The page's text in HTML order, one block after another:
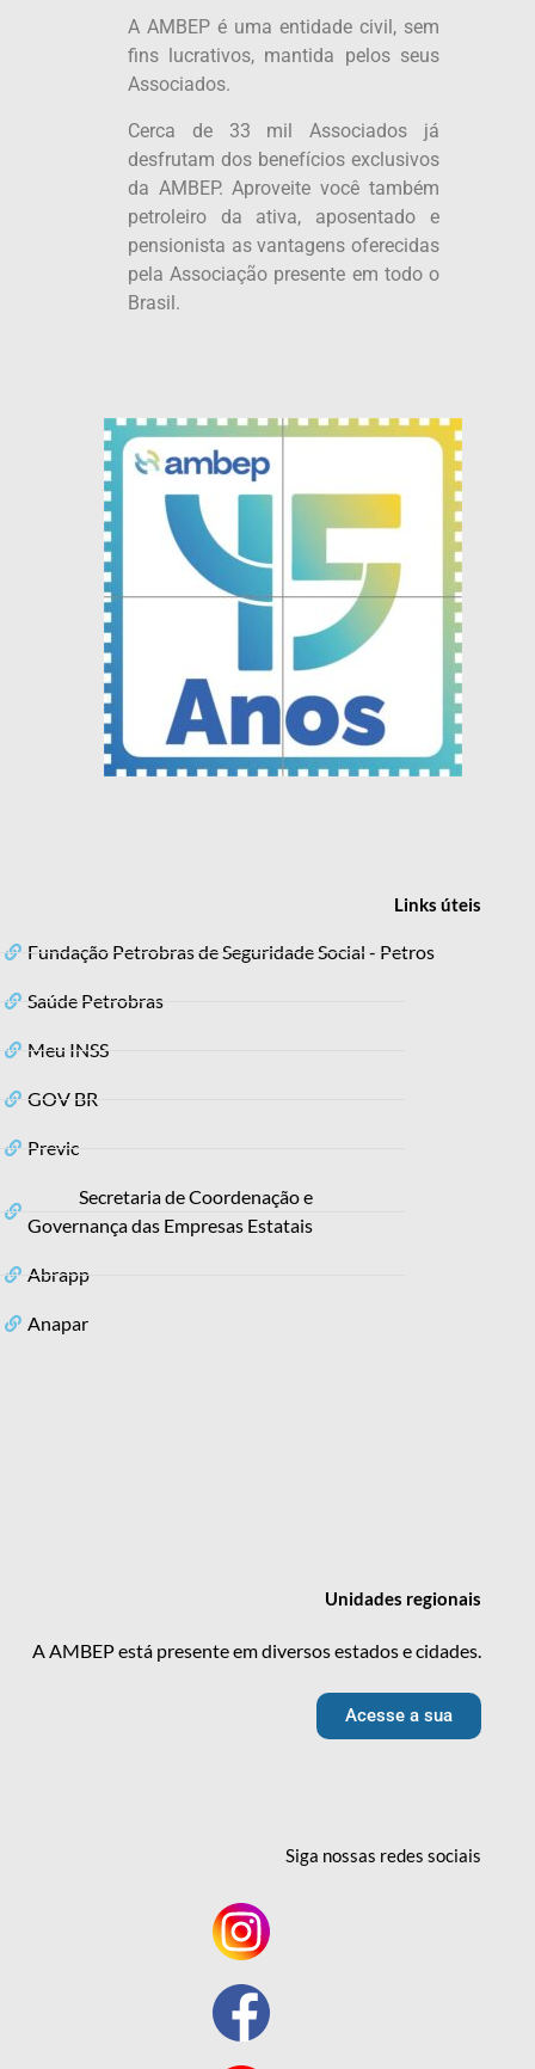
A AMBEP é uma entidade civil, sem
fins lucrativos, mantida pelos seus
Associados.
Cerca de 33 mil Associados já
desfrutam dos benefícios exclusivos
da AMBEP. Aproveite você também
petroleiro da ativa, aposentado e
pensionista as vantagens oferecidas
pela Associação presente em todo o
Brasil.
Linksúteis
Fundação Petrobras de Seguridade Social - Petros
Saúde Petrobras
Meu INSS
GOV BR
Previc
Secretaria de Coordenação e
Governança das Empresas Estatais
Abrapp
Anapar
Unidades regionais
A AMBEP está presente em diversos estados e cidades.
Acesse a sua
Siga nossas redessociais